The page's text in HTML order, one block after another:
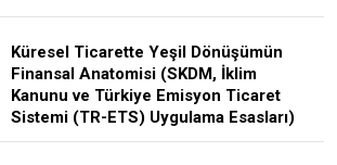
Küresel Ticarette Yeşil Dönüşümün
Finansal Anatomisi (SKDM, İklim
Kanunu ve Türkiye Emisyon Ticaret
Sistemi (TR-ETS) Uygulama Esasları)